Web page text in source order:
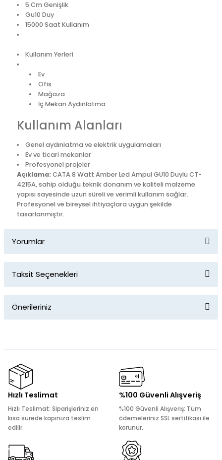
5 Cm Genişlik
Gu10 Duy
15000 Saat Kullanım
Kullanım Yerleri
Ev
Ofis
Mağaza
İç Mekan Aydınlatma
Kullanım Alanları
Genel aydınlatma ve elektrik uygulamaları
Ev ve ticari mekanlar
Profesyonel projeler
Açıklama: CATA 8 Watt Amber Led Ampul GU10 Duylu CT-
4215A, sahip olduğu teknik donanım ve kaliteli malzeme
yapısı sayesinde uzun süreli ve verimli kullanım sağlar.
Profesyonel ve bireysel ihtiyaçlara uygun şekilde
tasarlanmıştır.
Yorumlar
Taksit Seçenekleri
Önerileriniz
kullanarak tarafımıza iletebilirsiniz.
Görüş ve önerileriniz için teşekkür ederiz.
Ürün resmi kalitesiz, bozuk veya görüntülenemiyor.
Ürün bilgilerinde hatalar bulunuyor.
Ürün fiyatı diğer sitelerden daha pahalı.
Bu ürüne benzer farklı alternatifler olmalı.
Hızlı Teslimat
Hızlı Teslimat: Siparişleriniz en
kısa sürede kapınıza teslim
edilir.
%100 Güvenli Alışveriş
%100 Güvenli Alışveriş: Tüm
ödemeleriniz SSL sertifikası ile
korunur.